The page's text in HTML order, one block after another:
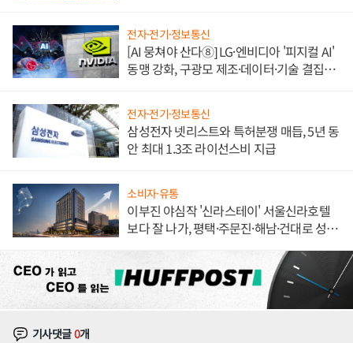
전자·전기·정보통신
[AI 뭉쳐야 산다⑧] LG·엔비디아 '피지컬 AI'
동맹 강화, 구광모 제조·데이터·기술 결집
전자·전기·정보통신
삼성전자 넷리스트와 특허분쟁 매듭, 5년 동
안 최대 1.3조 라이선스비 지급
소비자·유통
이부진 야심작 '신라스테이' 서울신라호텔
보다 잘 나가, 평택·주문진·해남·건대로 성
기사댓글0개